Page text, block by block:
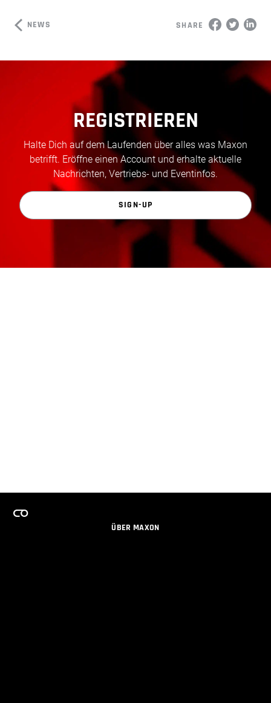
NEWS SHARE
REGISTRIEREN
Halte Dich auf dem Laufenden über alles was Maxon
betrifft. Eröffne einen Account und erhalte aktuelle
Nachrichten, Vertriebs- und Eventinfos.
SIGN-UP
ÜBER MAXON